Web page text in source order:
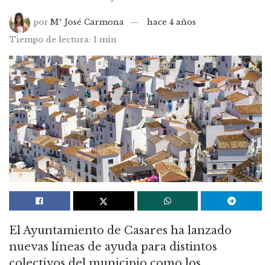
por Mª José Carmona
hace 4 años
Tiempo de lectura: 1 min
El Ayuntamiento de Casares ha lanzado
nuevas líneas de ayuda para distintos